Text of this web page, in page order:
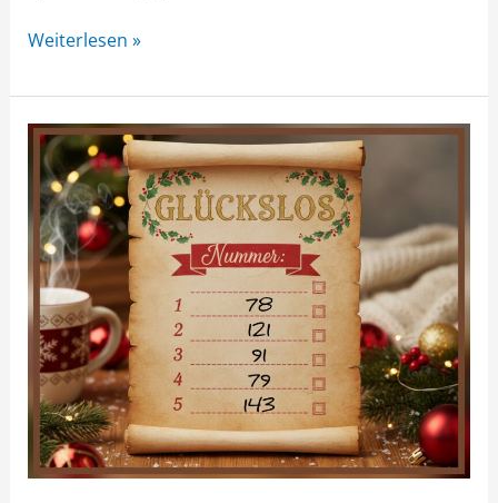
Weiterlesen »
Knusperhäuschen-
Tombola